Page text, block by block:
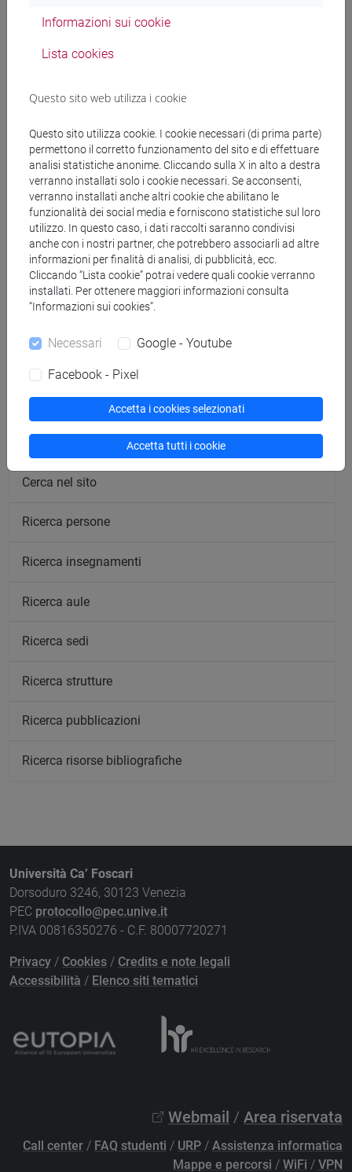
Genera calendario XLS
Copia questo URL per importare gli orari nel tuo Google
Calendar:
https://www.unive.it/data/ajax/Didattica/generaics?
cache=-1&afid=568294
Orario settimanale
Giorno Orario Aula Sede
Calendario lezioni
Cerca nel sito
Ricerca persone
Ricerca insegnamenti
Ricerca aule
Ricerca sedi
Ricerca strutture
Ricerca pubblicazioni
Ricerca risorse bibliografiche
Università Ca’ Foscari
Dorsoduro 3246, 30123 Venezia
PEC protocollo@pec.unive.it
P.IVA 00816350276 - C.F. 80007720271
Privacy / Cookies / Credits e note legali
Accessibilità / Elenco siti tematici
Webmail / Area riservata
Call center / FAQ studenti / URP / Assistenza informatica
Mappe e percorsi / WiFi / VPN
Informazioni sui cookie
Lista cookies
Questo sito web utilizza i cookie
Questo sito utilizza cookie. I cookie necessari (di prima parte)
permettono il corretto funzionamento del sito e di effettuare
analisi statistiche anonime. Cliccando sulla X in alto a destra
verranno installati solo i cookie necessari. Se acconsenti,
verranno installati anche altri cookie che abilitano le
funzionalità dei social media e forniscono statistiche sul loro
utilizzo. In questo caso, i dati raccolti saranno condivisi
anche con i nostri partner, che potrebbero associarli ad altre
informazioni per finalità di analisi, di pubblicità, ecc.
Cliccando “Lista cookie” potrai vedere quali cookie verranno
installati. Per ottenere maggiori informazioni consulta
“Informazioni sui cookies”.
Necessari Google - Youtube
Facebook - Pixel
Accetta i cookies selezionati
Accetta tutti i cookie